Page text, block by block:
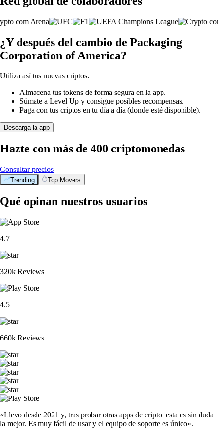
¿Y después del cambio de Packaging
Corporation of America?
Utiliza así tus nuevas criptos:
Almacena tus tokens de forma segura en la app.
Súmate a Level Up y consigue posibles recompensas.
Paga con tus criptos en tu día a día (donde esté disponible).
Descarga la app
Hazte con más de 400 criptomonedas
Consultar precios
Trending Top Movers
Qué opinan nuestros usuarios
4.7
320k Reviews
4.5
660k Reviews
«Llevo desde 2021 y, tras probar otras apps de cripto, esta es sin duda
la mejor. Es muy fácil de usar y el equipo de soporte es único».